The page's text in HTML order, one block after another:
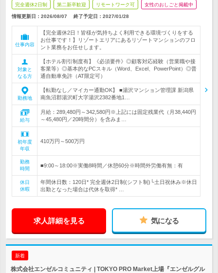
完全週休2日制 第二新卒歓迎 リモートワーク可 女性のおしごと掲載中
情報更新日：2026/08/07 終了予定日： 2027/01/28
仕事内容
【完全週休2日！皆様が気持ちよく利用できる環境づくりをする
お仕事です！】リゾートエリアにあるリゾートマンションのフロ
ント業務をお任せします。
対象と
なる方
【ホテル割引制度有】《必須要件》◎顧客対応経験（営業職や接
客業等）◎基本的なPCスキル（Word、Excel、PowerPoint）◎普
通自動車免許（AT限定可）
勤務地
【転勤なし／マイカー通勤OK】 ■湯沢マンション管理課 新潟県
南魚沼郡湯沢町大字湯沢2382番地1…
給与
月給：289,480円～342,580円※上記には固定残業代（月38,440円
～45,480円／20時間分）を含みま…
初年度
年収
410万円～500万円
勤務
時間
■9:00～18:00※実働8時間／休憩60分※時間外労働有無：有
休日
休暇
年間休日数：120日* 完全週休2日制(シフト制)└土日祝休み※休日
出勤となった場合は代休を取得* …
求人詳細を見る 気になる
新着
株式会社エンゼルコミュニティ | TOKYO PRO Market上場『エンゼルグル